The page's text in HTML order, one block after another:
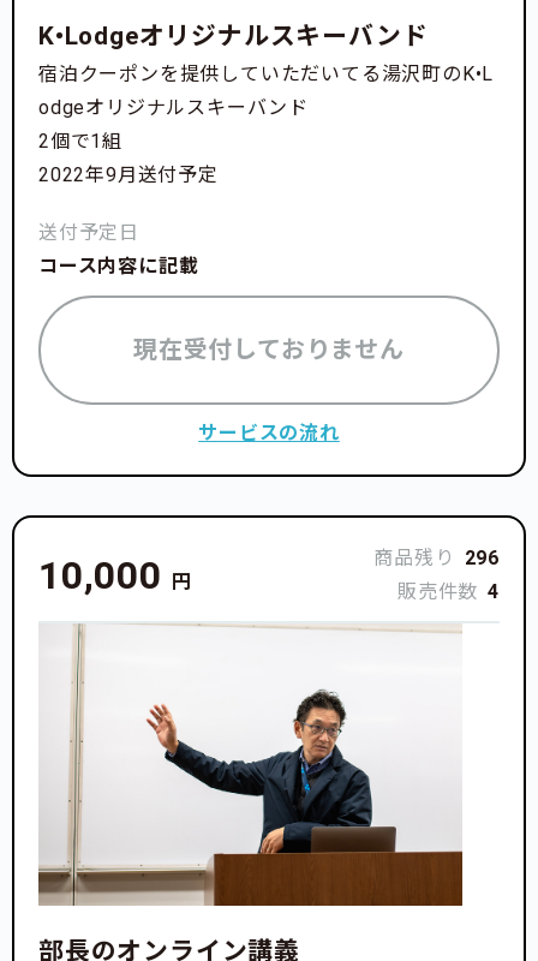
K•Lodgeオリジナルスキーバンド
宿泊クーポンを提供していただいてる湯沢町のK•L
odgeオリジナルスキーバンド
2個で1組
2022年9月送付予定
送付予定日
コース内容に記載
現在受付しておりません
サービスの流れ
10,000 円
商品残り
296
販売件数 4
部長のオンライン講義